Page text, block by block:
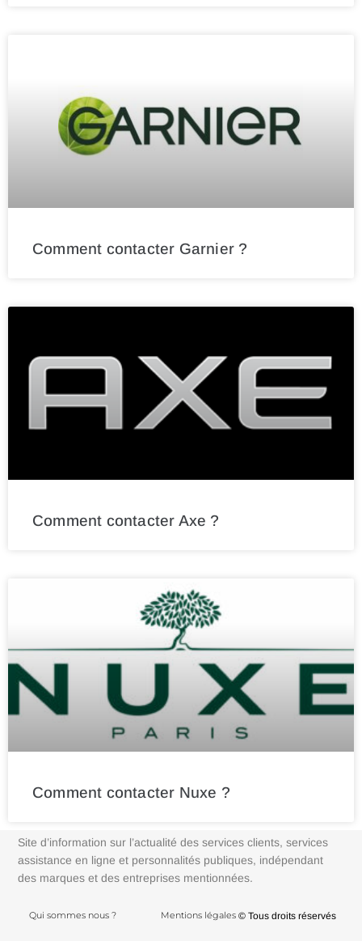
Comment contacter Garnier ?
Comment contacter Axe ?
Comment contacter Nuxe ?
Site d’information sur l’actualité des services clients, services
assistance en ligne et personnalités publiques, indépendant
des marques et des entreprises mentionnées.
Qui sommes nous ? Mentions légales © Tous droits réservés